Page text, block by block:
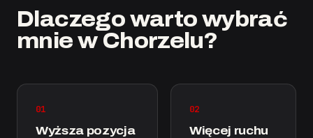
Dlaczego warto wybrać
mnie w Chorzelu?
01
Wyższa pozycja
02
Więcej ruchu